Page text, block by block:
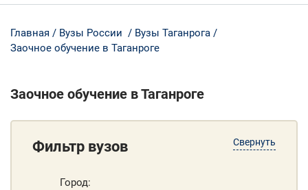
Главная Вузы России
Вузы Таганрога
Заочное обучение в Таганроге
Заочное обучение в Таганроге
Свернуть
Фильтр вузов
Город:
Да Нет